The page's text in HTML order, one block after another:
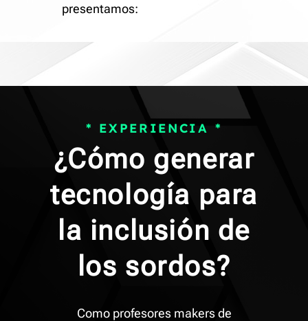
presentamos:
* EXPERIENCIA *
¿Cómo generar
tecnología para
la inclusión de
los sordos?
Como profesores makers de